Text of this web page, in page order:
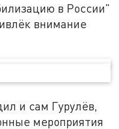
в России"
внимание
и сам Гурулёв,
мероприятия